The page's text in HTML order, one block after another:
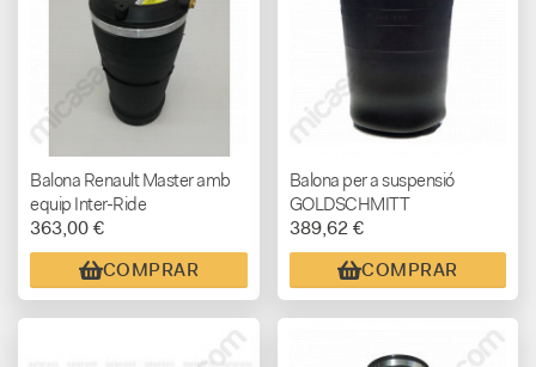
Balona Renault Master amb
equip Inter-Ride
363,00 €
COMPRAR
Balona per a suspensió
GOLDSCHMITT
389,62 €
COMPRAR